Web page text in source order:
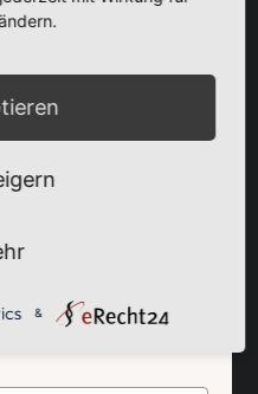
sind
auf den "Sende" -
&